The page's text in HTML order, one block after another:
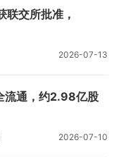
交所批准，
2026-07-13
流通，约2.98亿股
2026-07-10